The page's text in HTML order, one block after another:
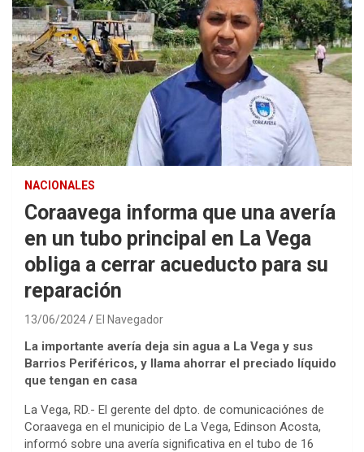
NACIONALES
Coraavega informa que una avería
en un tubo principal en La Vega
obliga a cerrar acueducto para su
reparación
13/06/2024 El Navegador
La importante avería deja sin agua a La Vega y sus
Barrios Periféricos, y llama ahorrar el preciado líquido
que tengan en casa
La Vega, RD.- El gerente del dpto. de comunicaciónes de
Coraavega en el municipio de La Vega, Edinson Acosta,
informó sobre una avería significativa en el tubo de 16